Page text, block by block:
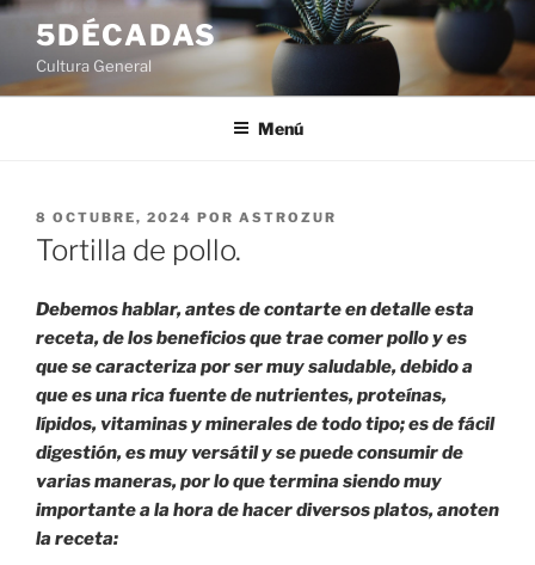
Saltar
contenido
5DÉCADAS
Cultura General
Menú
PUBLICADO
EL
8 OCTUBRE, 2024 POR ASTROZUR
Tortilla de pollo.
Debemos hablar, antes de contarte en detalle esta
receta, de los beneficios que trae comer pollo y es
que se caracteriza por ser muy saludable, debido a
que es una rica fuente de nutrientes, proteínas,
lípidos, vitaminas y minerales de todo tipo; es de fácil
digestión, es muy versátil y se puede consumir de
varias maneras, por lo que termina siendo muy
importante a la hora de hacer diversos platos, anoten
la receta: